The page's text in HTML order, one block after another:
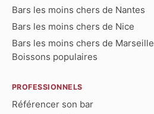
Bars les moins chers de Nantes
Bars les moins chers de Nice
Bars les moins chers de Marseille
Boissons populaires
PROFESSIONNELS
Référencer son bar